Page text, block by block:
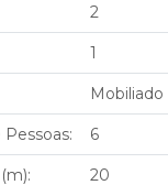
2
1
Mobiliado
6
20